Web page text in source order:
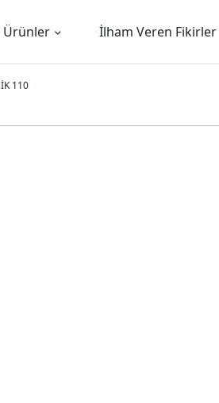
Ürünler İlham Veren Fikirler
110